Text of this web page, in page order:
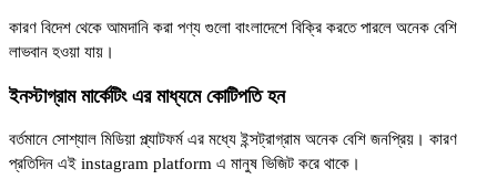
কারণ বিদেশ থেকে আমদানি করা পণ্য গুলো বাংলাদেশে বিক্রি করতে পারলে অনেক বেশি
লাভবান হওয়া যায়।
ইনস্টাগ্রাম মার্কেটিং এর মাধ্যমে কোটিপতি হন
বর্তমানে সোশ্যাল মিডিয়া প্ল্যাটফর্ম এর মধ্যে ইন্সট্রাগ্রাম অনেক বেশি জনপ্রিয়। কারণ
প্রতিদিন এই instagram platform এ মানুষ ভিজিট করে থাকে।